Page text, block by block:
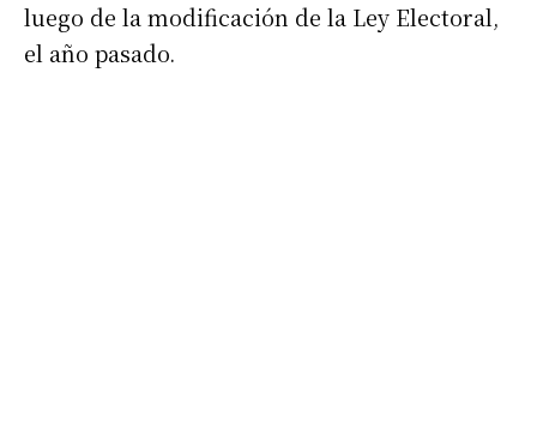
Dirección de correo electrónico
luego de la modificación de la Ley Electoral,
el año pasado.